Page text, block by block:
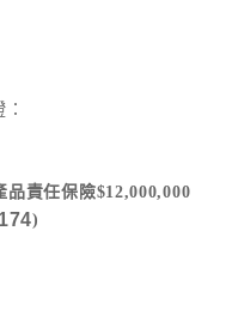
：
責任保險$12,000,000
)